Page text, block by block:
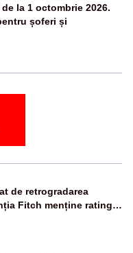
la 1 octombrie 2026.
șoferi și
de retrogradarea
Fitch menține ratingul
negativă